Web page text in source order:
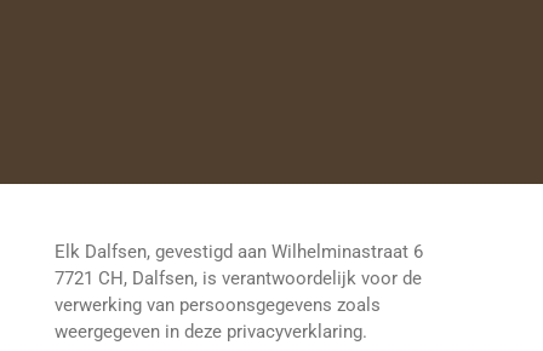
Elk Dalfsen, gevestigd aan Wilhelminastraat 6
7721 CH, Dalfsen, is verantwoordelijk voor de
verwerking van persoonsgegevens zoals
weergegeven in deze privacyverklaring.